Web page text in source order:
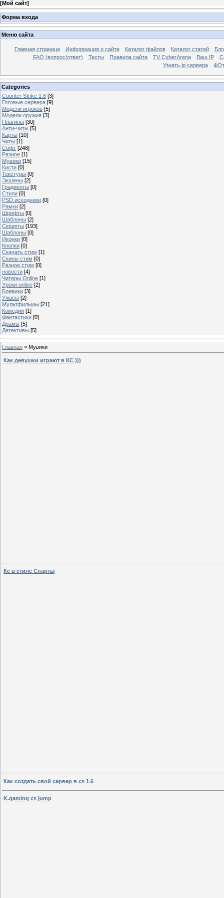
[Мой сайт]
Форма входа
Меню сайта
Главная страница Информация о сайте Каталог файлов Каталог статей
FAQ (вопрос/ответ)
Тесты Правила сайта TV CyberArena Ваш IP
Узнать ip сервера
Categories
Counter Strike 1.6 [3]
Готовые сервера [9]
Модели игроков [5]
Модели оружия [3]
Плагины [30]
Анти-читы [5]
Карты [10]
Читы [1]
Софт [248]
Разное [1]
Мувики [15]
Кисти [0]
Текстуры [0]
Экшены [2]
Градиенты [0]
Стили [0]
PSD исходники [0]
Рамки [2]
Шрифты [0]
Шаблоны [2]
Скрипты [193]
Шаблоны [0]
Иконки [0]
Кнопки [0]
Скачать стим [1]
Скины стим [0]
Разное стим [0]
новости [4]
Читеры Online [1]
Уроки online [2]
Боевики [3]
Ужасы [2]
Мультфильмы [21]
Комедии [1]
Фантастики [0]
Драмы [5]
Детективы [5]
Главная » Мувики
Как девушки играют в КС )))
Кс в стиле Спарты
Как создать свой сервер в cs 1.6
K.gaming cs jump